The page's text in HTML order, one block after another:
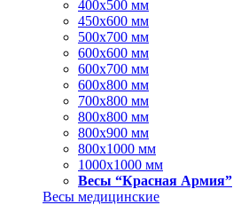
400х500 мм
450х600 мм
500х700 мм
600х600 мм
600х700 мм
600х800 мм
700х800 мм
800х800 мм
800х900 мм
800х1000 мм
1000х1000 мм
Весы “Красная Армия”
Весы медицинские